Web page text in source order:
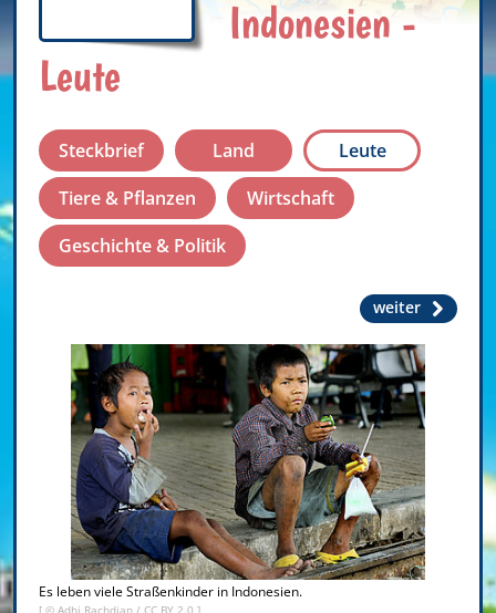
Indonesien -
Leute
Steckbrief Land
Leute
Tiere & Pflanzen
Wirtschaft
Geschichte & Politik
weiter
Es leben viele Straßenkinder in Indonesien.
[ © Adhi Rachdian / CC BY 2.0 ]